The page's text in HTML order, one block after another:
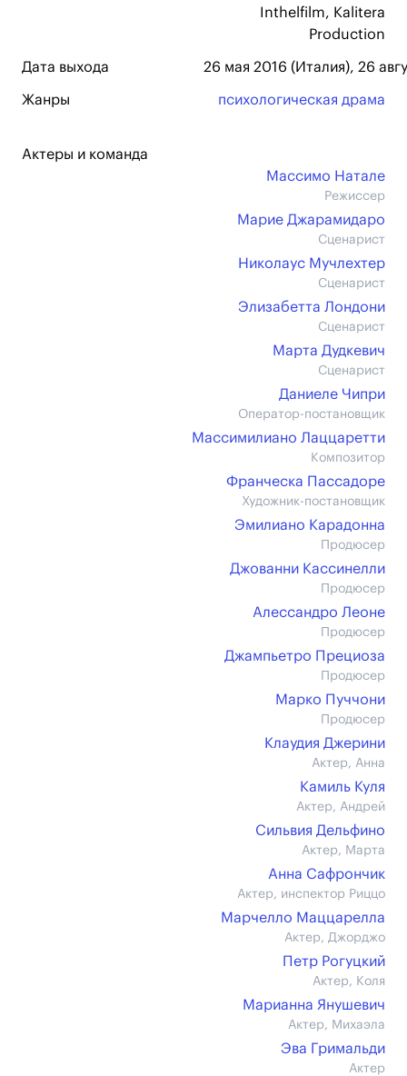
Inthelfilm, Kalitera
Production
Дата выхода 26 мая 2016 (Италия), 26
Жанры психологическая драма
Актеры и команда
Массимо Натале
Режиссер
Марие Джарамидаро
Сценарист
Николаус Мучлехтер
Сценарист
Элизабетта Лондони
Сценарист
Марта Дудкевич
Сценарист
Даниеле Чипри
Оператор-постановщик
Массимилиано Лаццаретти
Композитор
Франческа Пассадоре
Художник-постановщик
Эмилиано Карадонна
Продюсер
Джованни Кассинелли
Продюсер
Алессандро Леоне
Продюсер
Джампьетро Прециоза
Продюсер
Марко Пуччони
Продюсер
Клаудия Джерини
Актер, Анна
Камиль Куля
Актер, Андрей
Сильвия Дельфино
Актер, Марта
Анна Сафрончик
Актер, инспектор Риццо
Марчелло Маццарелла
Актер, Джорджо
Петр Рогуцкий
Актер, Коля
Марианна Янушевич
Актер, Михаэла
Эва Гримальди
Актер